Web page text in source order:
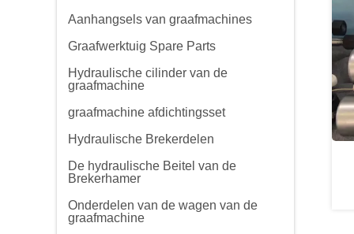
Aanhangsels van graafmachines
Graafwerktuig Spare Parts
Hydraulische cilinder van de
graafmachine
graafmachine afdichtingsset
Hydraulische Brekerdelen
De hydraulische Beitel van de
Brekerhamer
Onderdelen van de wagen van de
graafmachine